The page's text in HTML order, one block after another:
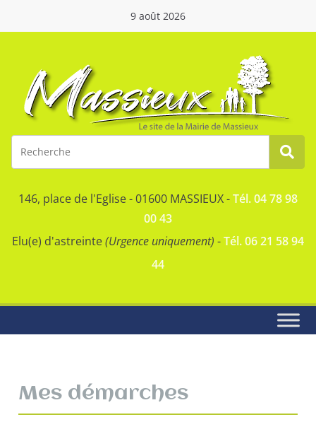
9 août 2026
146, place de l'Eglise - 01600 MASSIEUX -Tél. 04 78 98
00 43
Elu(e) d'astreinte(Urgence uniquement) -Tél. 06 21 58 94
44
Mes démarches